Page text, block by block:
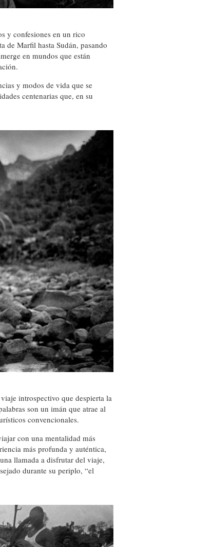
y confesiones en un rico
de Marfil hasta Sudán, pasando
en mundos que están
y modos de vida que se
centenarias que, en su
introspectivo que despierta la
son un imán que atrae al
convencionales.
con una mentalidad más
más profunda y auténtica,
llamada a disfrutar del viaje,
durante su periplo, “el